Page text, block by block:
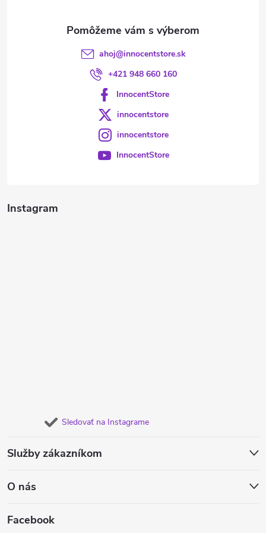
Instagram
Sledovať na Instagrame
Služby zákazníkom
O nás
Facebook
ahoj@innocentstore.sk
+421 948 660 160
InnocentStore
innocentstore
innocentstore
InnocentStore